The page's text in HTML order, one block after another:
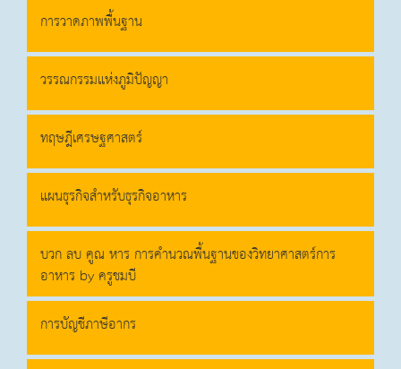
การวาดภาพพื้นฐาน
วรรณกรรมแห่งภูมิปัญญา
ทฤษฎีเศรษฐศาสตร์
แผนธุรกิจสำหรับธุรกิจอาหาร
บวก ลบ คูณ หาร การคำนวณพื้นฐานของวิทยาศาสตร์การ
อาหาร by ครูชมบี
การบัญชีภาษีอากร